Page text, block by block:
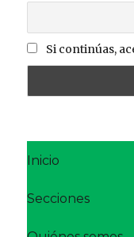
Si continúas,
Inicio
Secciones